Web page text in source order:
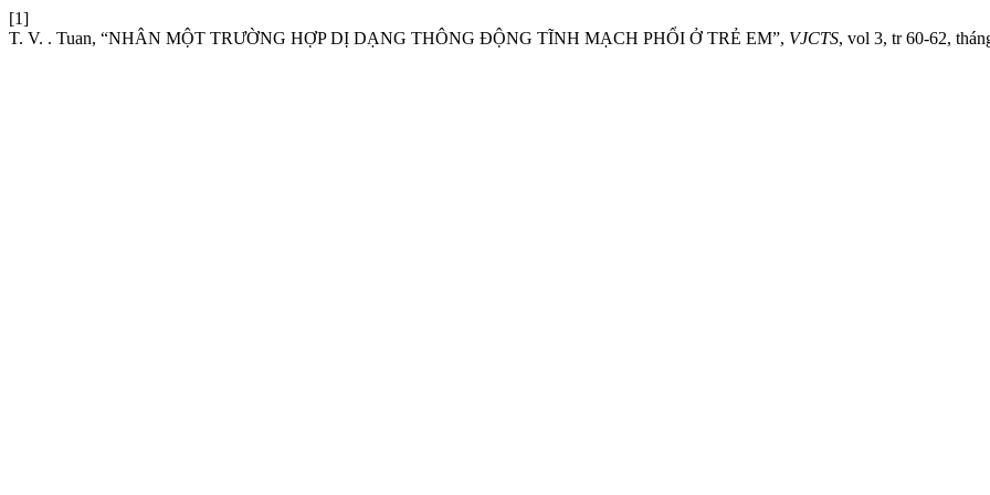
[1]
T. V. . Tuan, “NHÂN MỘT TRƯỜNG HỢP DỊ DẠNG THÔNG ĐỘNG TĨNH MẠCH PHỔI Ở TRẺ EM”, VJCTS, vol 3, tr 60-62,